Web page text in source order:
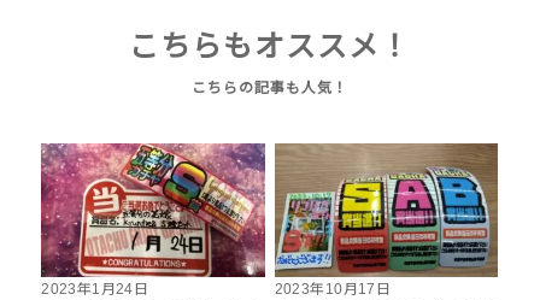
こちらもオススメ！
2023年1月24日
2023年10月17日